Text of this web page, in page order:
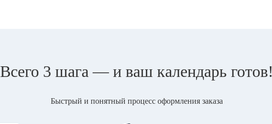
Всего 3 шага — и ваш календарь готов!
Быстрый и понятный процесс оформления заказа